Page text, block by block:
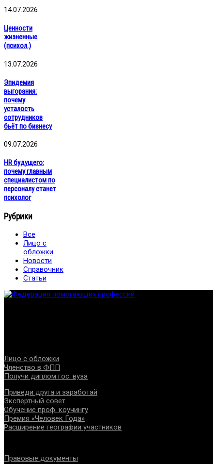
14.07.2026
Ценности
жизненные
(психол.)
13.07.2026
Эпидемия
выгорания:
почему
усталость
сотрудников
бьёт по бизнесу
09.07.2026
HR будущего:
почему главным
специалистом по
персоналу станет
психолог
Рубрики
Все
Лицо с
обложки
Новости
Справочник
Статьи
Лицо с обложки
Членство в ФПП
Получи диплом гос. вуза
Приведи друга и заработай
Экспертный совет
Обучение проф. коучингу
Премия «Человек Года»
Расширение географии участников
Правовые документы